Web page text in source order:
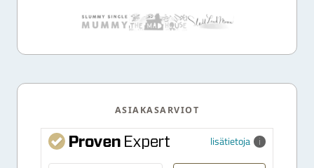
ASIAKASARVIOT
lisätietoja